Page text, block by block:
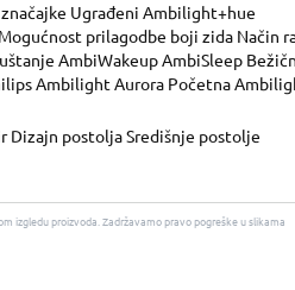
Ugrađeni Ambilight+hue
prilagodbe boji zida Način
AmbiWakeup AmbiSleep
Ambilight Aurora Početna
Dizajn postolja Središnje postolje
izgledu proizvoda. Zadržavamo pravo pogreške u slikama